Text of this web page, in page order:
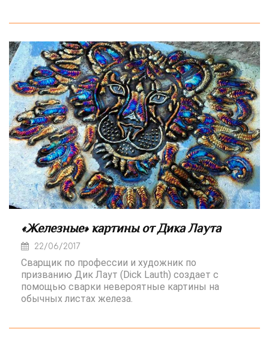
«Железные» картины от Дика Лаута
22/06/2017
Сварщик по профессии и художник по
призванию Дик Лаут (Dick Lauth) создает с
помощью сварки невероятные картины на
обычных листах железа.